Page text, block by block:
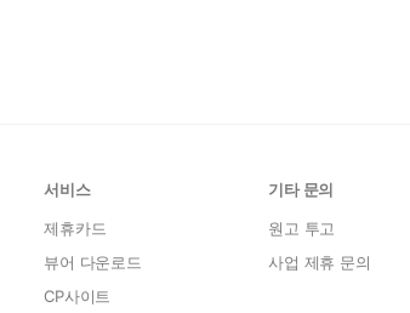
서비스
제휴카드
뷰어 다운로드
CP사이트
기타 문의
원고 투고
사업 제휴 문의